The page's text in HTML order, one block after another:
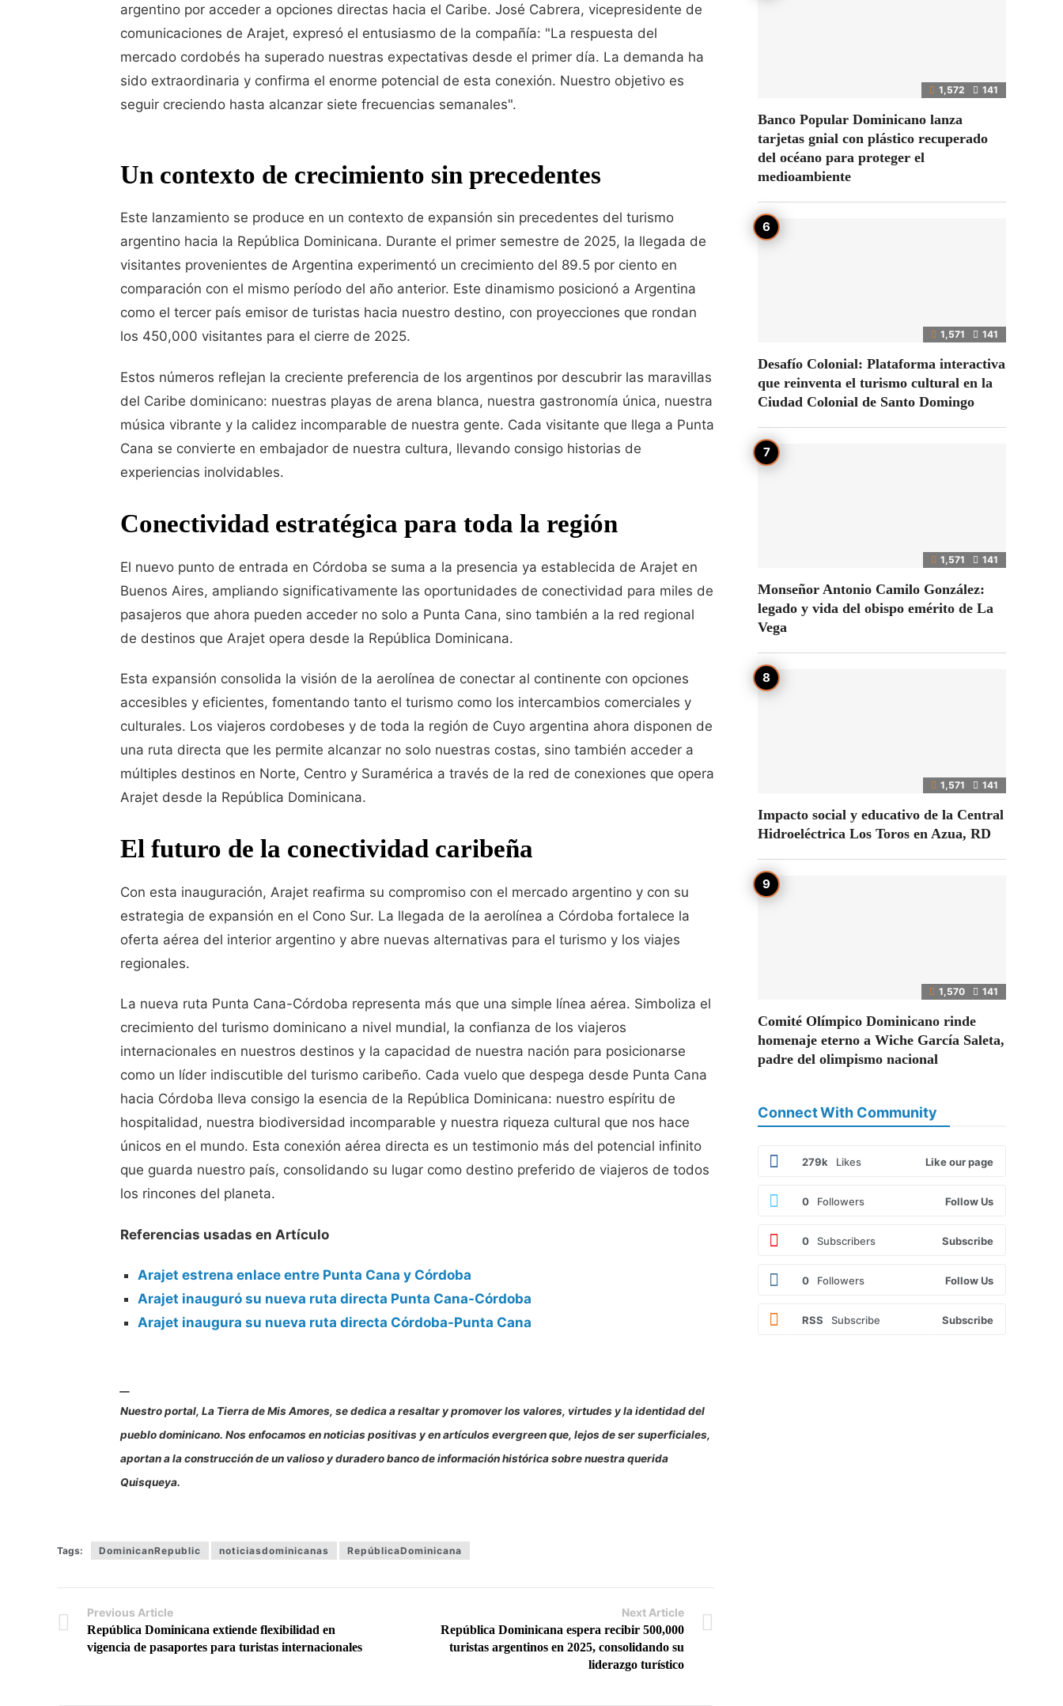
argentino por acceder a opciones directas hacia el Caribe. José Cabrera, vicepresidente de
comunicaciones de Arajet, expresó el entusiasmo de la compañía: "La respuesta del
mercado cordobés ha superado nuestras expectativas desde el primer día. La demanda ha
sido extraordinaria y confirma el enorme potencial de esta conexión. Nuestro objetivo es
seguir creciendo hasta alcanzar siete frecuencias semanales".
Un contexto de crecimiento sin precedentes
Este lanzamiento se produce en un contexto de expansión sin precedentes del turismo
argentino hacia la República Dominicana. Durante el primer semestre de 2025, la llegada de
visitantes provenientes de Argentina experimentó un crecimiento del 89.5 por ciento en
comparación con el mismo período del año anterior. Este dinamismo posicionó a Argentina
como el tercer país emisor de turistas hacia nuestro destino, con proyecciones que rondan
los 450,000 visitantes para el cierre de 2025.
Estos números reflejan la creciente preferencia de los argentinos por descubrir las maravillas
del Caribe dominicano: nuestras playas de arena blanca, nuestra gastronomía única, nuestra
música vibrante y la calidez incomparable de nuestra gente. Cada visitante que llega a Punta
Cana se convierte en embajador de nuestra cultura, llevando consigo historias de
experiencias inolvidables.
Conectividad estratégica para toda la región
El nuevo punto de entrada en Córdoba se suma a la presencia ya establecida de Arajet en
Buenos Aires, ampliando significativamente las oportunidades de conectividad para miles de
pasajeros que ahora pueden acceder no solo a Punta Cana, sino también a la red regional
de destinos que Arajet opera desde la República Dominicana.
Esta expansión consolida la visión de la aerolínea de conectar al continente con opciones
accesibles y eficientes, fomentando tanto el turismo como los intercambios comerciales y
culturales. Los viajeros cordobeses y de toda la región de Cuyo argentina ahora disponen de
una ruta directa que les permite alcanzar no solo nuestras costas, sino también acceder a
múltiples destinos en Norte, Centro y Suramérica a través de la red de conexiones que opera
Arajet desde la República Dominicana.
El futuro de la conectividad caribeña
Con esta inauguración, Arajet reafirma su compromiso con el mercado argentino y con su
estrategia de expansión en el Cono Sur. La llegada de la aerolínea a Córdoba fortalece la
oferta aérea del interior argentino y abre nuevas alternativas para el turismo y los viajes
regionales.
La nueva ruta Punta Cana-Córdoba representa más que una simple línea aérea. Simboliza el
crecimiento del turismo dominicano a nivel mundial, la confianza de los viajeros
internacionales en nuestros destinos y la capacidad de nuestra nación para posicionarse
como un líder indiscutible del turismo caribeño. Cada vuelo que despega desde Punta Cana
hacia Córdoba lleva consigo la esencia de la República Dominicana: nuestro espíritu de
hospitalidad, nuestra biodiversidad incomparable y nuestra riqueza cultural que nos hace
únicos en el mundo. Esta conexión aérea directa es un testimonio más del potencial infinito
que guarda nuestro país, consolidando su lugar como destino preferido de viajeros de todos
los rincones del planeta.
Referencias usadas en Artículo
Arajet estrena enlace entre Punta Cana y Córdoba
Arajet inauguró su nueva ruta directa Punta Cana-Córdoba
Arajet inaugura su nueva ruta directa Córdoba-Punta Cana
Nuestro portal, La Tierra de Mis Amores, se dedica a resaltar y promover los valores, virtudes y la identidad del
pueblo dominicano. Nos enfocamos en noticias positivas y en artículos evergreen que, lejos de ser superficiales,
aportan a la construcción de un valioso y duradero banco de información histórica sobre nuestra querida
Quisqueya.
Tags: DominicanRepublic noticiasdominicanas RepúblicaDominicana
Previous Article
República Dominicana extiende flexibilidad en
vigencia de pasaportes para turistas internacionales
Next Article
República Dominicana espera recibir 500,000
turistas argentinos en 2025, consolidando su
liderazgo turístico
1,572 141
Banco Popular Dominicano lanza
tarjetas gnial con plástico recuperado
del océano para proteger el
medioambiente
1,571 141
Desafío Colonial: Plataforma interactiva
que reinventa el turismo cultural en la
Ciudad Colonial de Santo Domingo
1,571 141
Monseñor Antonio Camilo González:
legado y vida del obispo emérito de La
Vega
1,571 141
Impacto social y educativo de la Central
Hidroeléctrica Los Toros en Azua, RD
1,570 141
Comité Olímpico Dominicano rinde
homenaje eterno a Wiche García Saleta,
padre del olimpismo nacional
Connect With Community
279k Likes Like our page
0 Followers Follow Us
0 Subscribers Subscribe
0 Followers Follow Us
RSS Subscribe Subscribe